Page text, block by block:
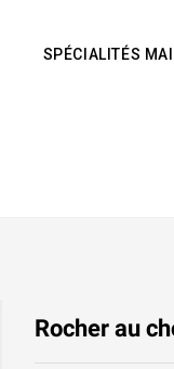
SPÉCIALITÉS
Rocher au